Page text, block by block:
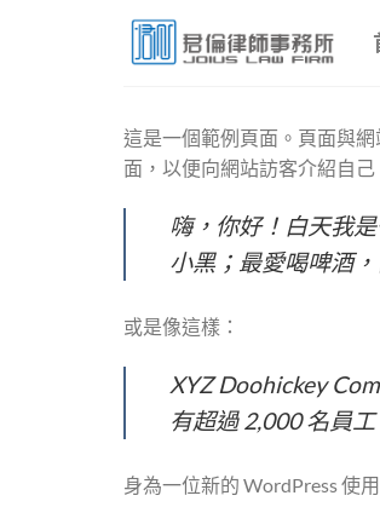
這是一個範例頁面。頁面與
面，以便向網站訪客介紹自
嗨，你好！白天我
小黑；最愛喝啤酒
或是像這樣：
XYZ Doohickey
有超過 2,000 名員
身為一位新的 WordPress 使